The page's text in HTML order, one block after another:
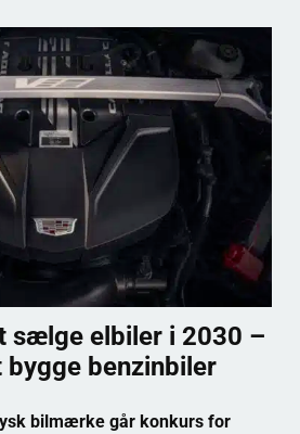
sælge elbiler i 2030 –
bygge benzinbiler
bilmærke går konkurs for